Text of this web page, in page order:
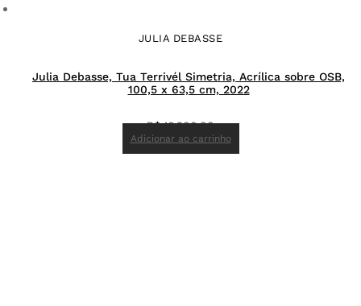
JULIA DEBASSE
Julia Debasse, Tua Terrivél Simetria, Acrílica sobre OSB,
100,5 x 63,5 cm, 2022
R$16.300,00
Adicionar ao carrinho